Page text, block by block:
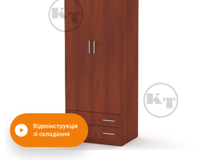
Відеоінструкція
зі складання